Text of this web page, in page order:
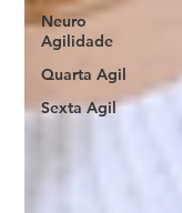
Neuro
Agilidade
Quarta Agil
Sexta Agil